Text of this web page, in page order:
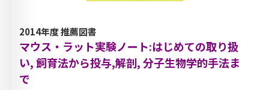
2014年度 推薦図書
マウス・ラット実験ノート:はじめての取り扱
い, 飼育法から投与,解剖, 分子生物学的手法ま
で